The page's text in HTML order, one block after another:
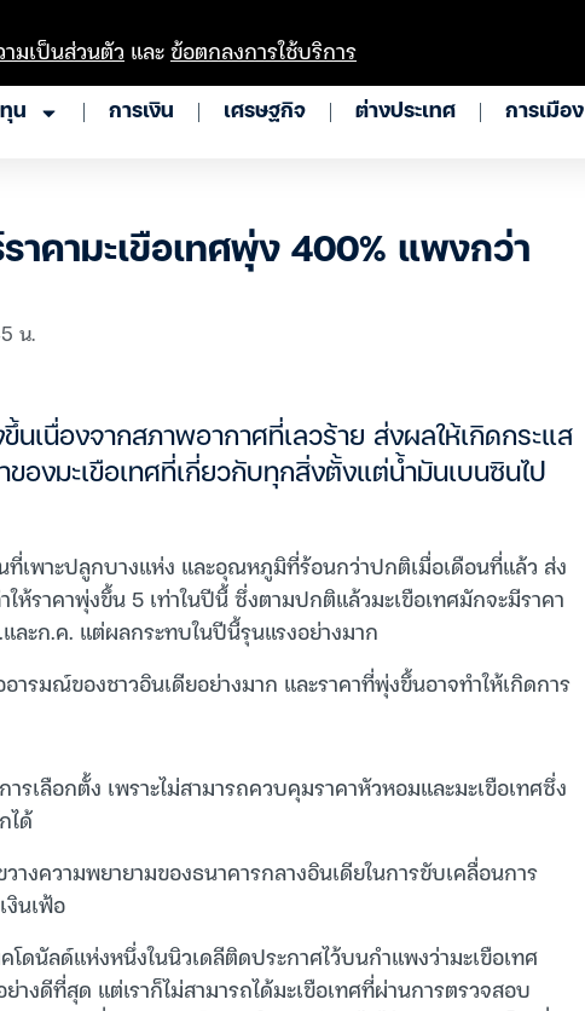
น การเงิน เศรษฐกิจ ต่างประเทศ การเมือง
าคามะเขือเทศพุ่ง 400% แพงกว่า
น.
นเนื่องจากสภาพอากาศที่เลวร้าย ส่งผลให้เกิดกระแส
ของมะเขือเทศที่เกี่ยวกับทุกสิ่งตั้งแต่น้ำมันเบนซินไป
เพาะปลูกบางแห่ง และอุณหภูมิที่ร้อนกว่าปกติเมื่อเดือนที่แล้ว ส่ง
ห้ราคาพุ่งขึ้น 5 เท่าในปีนี้ ซึ่งตามปกติแล้วมะเขือเทศมักจะมีราคา
ละก.ค. แต่ผลกระทบในปีนี้รุนแรงอย่างมาก
รมณ์ของชาวอินเดียอย่างมาก และราคาที่พุ่งขึ้นอาจทำให้เกิดการ
รเลือกตั้ง เพราะไม่สามารถควบคุมราคาหัวหอมและมะเขือเทศซึ่ง
ได้
งความพยายามของธนาคารกลางอินเดียในการขับเคลื่อนการ
งินเฟ้อ
โดนัลด์แห่งหนึ่งในนิวเดลีติดประกาศไว้บนกำแพงว่ามะเขือเทศ
างดีที่สุด แต่เราก็ไม่สามารถได้มะเขือเทศที่ผ่านการตรวจสอบ
มเป็นส่วนตัว และข้อตกลงการใช้บริการ